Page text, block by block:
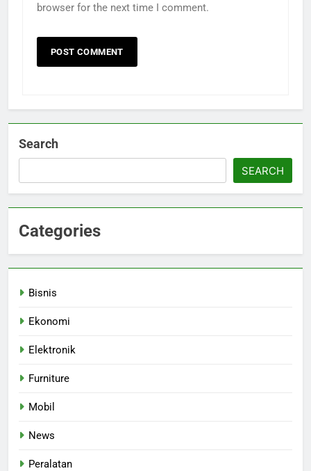
browser for the next time I comment.
Search
SEARCH
Categories
Bisnis
Ekonomi
Elektronik
Furniture
Mobil
News
Peralatan